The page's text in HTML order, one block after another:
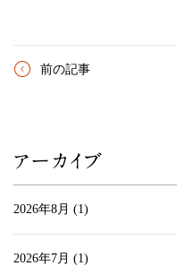
前の記事
アーカイブ
2026年8月 (1)
2026年7月 (1)